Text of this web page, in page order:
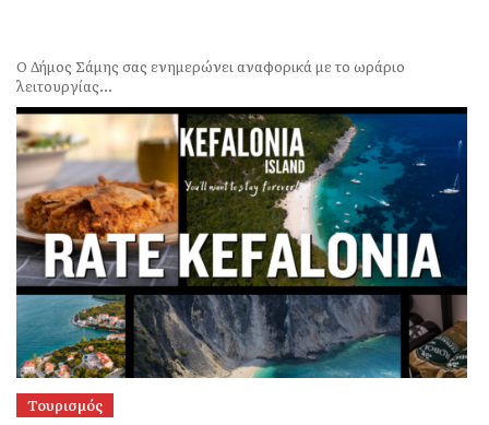
Ο Δήμος Σάμης σας ενημερώνει αναφορικά με το ωράριο
λειτουργίας...
Τουρισμός